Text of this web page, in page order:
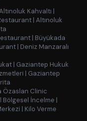
Kahvaltı |
| Altınoluk
| Büyükada
| Deniz Manzaralı
| Gaziantep Hukuk
| Gaziantep
Özaslan Clinic
Bölgesel İncelme |
| Kilo Verme